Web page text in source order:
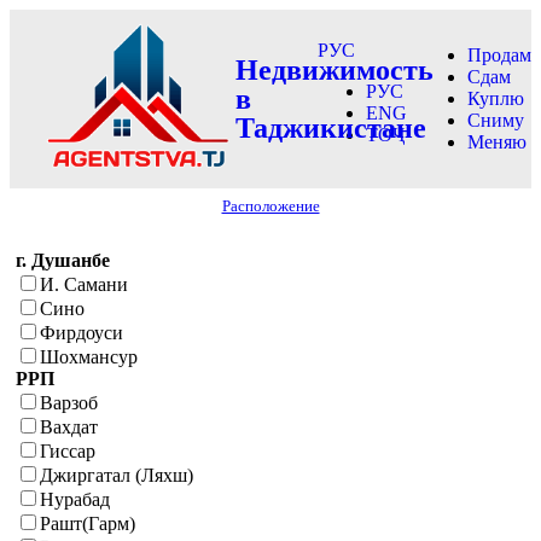
Недвижимость
в
Таджикистане
РУС
РУС
ENG
ТОҶ
Продам
Сдам
Куплю
Сниму
Меняю
Расположение
г. Душанбе
И. Самани
Сино
Фирдоуси
Шохмансур
РРП
Варзоб
Вахдат
Гиссар
Джиргатал (Ляхш)
Нурабад
Рашт(Гарм)